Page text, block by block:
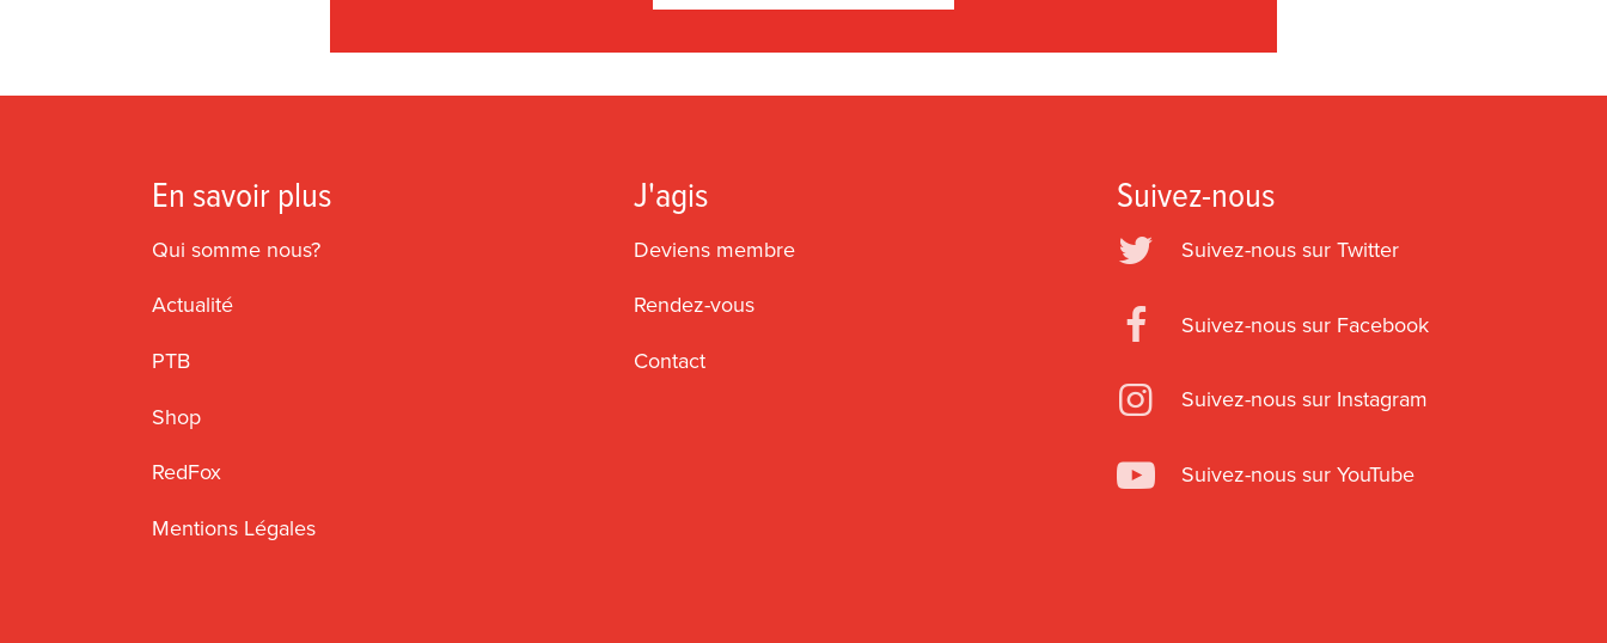
En savoir plus
Qui somme nous?
Actualité
PTB
Shop
RedFox
Mentions Légales
J'agis
Deviens membre
Rendez-vous
Contact
Suivez-nous
Suivez-nous sur Twitter
Suivez-nous sur Facebook
Suivez-nous sur Instagram
Suivez-nous sur YouTube